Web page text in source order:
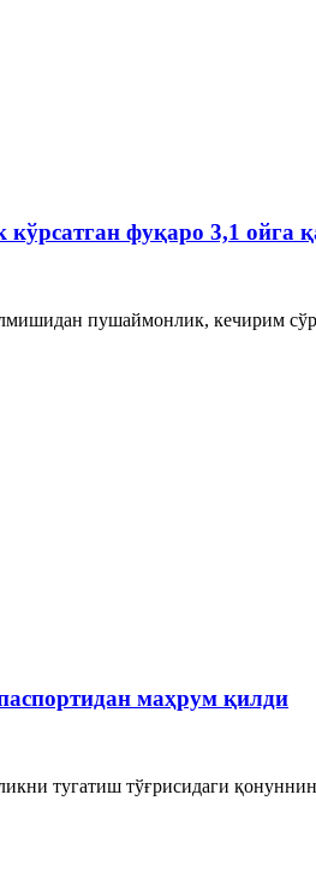
фуқаро 3,1 ойга
пушаймонлик, кечирим
маҳрум қилди
тугатиш тўғрисидаги